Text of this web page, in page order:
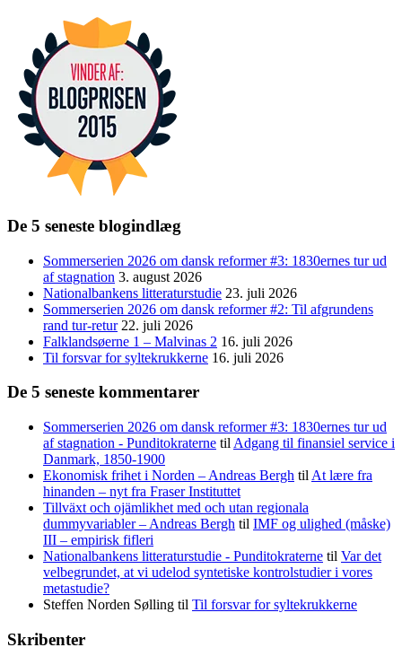
De 5 seneste blogindlæg
Sommerserien 2026 om dansk reformer #3: 1830ernes tur ud
af stagnation 3. august 2026
Nationalbankens litteraturstudie 23. juli 2026
Sommerserien 2026 om dansk reformer #2: Til afgrundens
rand tur-retur 22. juli 2026
Falklandsøerne 1 – Malvinas 2 16. juli 2026
Til forsvar for syltekrukkerne 16. juli 2026
De 5 seneste kommentarer
Sommerserien 2026 om dansk reformer #3: 1830ernes tur ud
af stagnation - Punditokraterne til Adgang til finansiel service i
Danmark, 1850-1900
Ekonomisk frihet i Norden – Andreas Bergh til At lære fra
hinanden – nyt fra Fraser Instituttet
Tillväxt och ojämlikhet med och utan regionala
dummyvariabler – Andreas Bergh til IMF og ulighed (måske)
III – empirisk fifleri
Nationalbankens litteraturstudie - Punditokraterne til Var det
velbegrundet, at vi udelod syntetiske kontrolstudier i vores
metastudie?
Steffen Norden Sølling til Til forsvar for syltekrukkerne
Skribenter